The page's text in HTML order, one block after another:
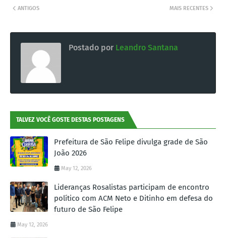
MAIS RECENTES
ANTIGOS
Postado por Leandro Santana
TALVEZ VOCÊ GOSTE DESTAS POSTAGENS
Prefeitura de São Felipe divulga grade de São
João 2026
May 12, 2026
Lideranças Rosalistas participam de encontro
político com ACM Neto e Ditinho em defesa do
futuro de São Felipe
May 12, 2026